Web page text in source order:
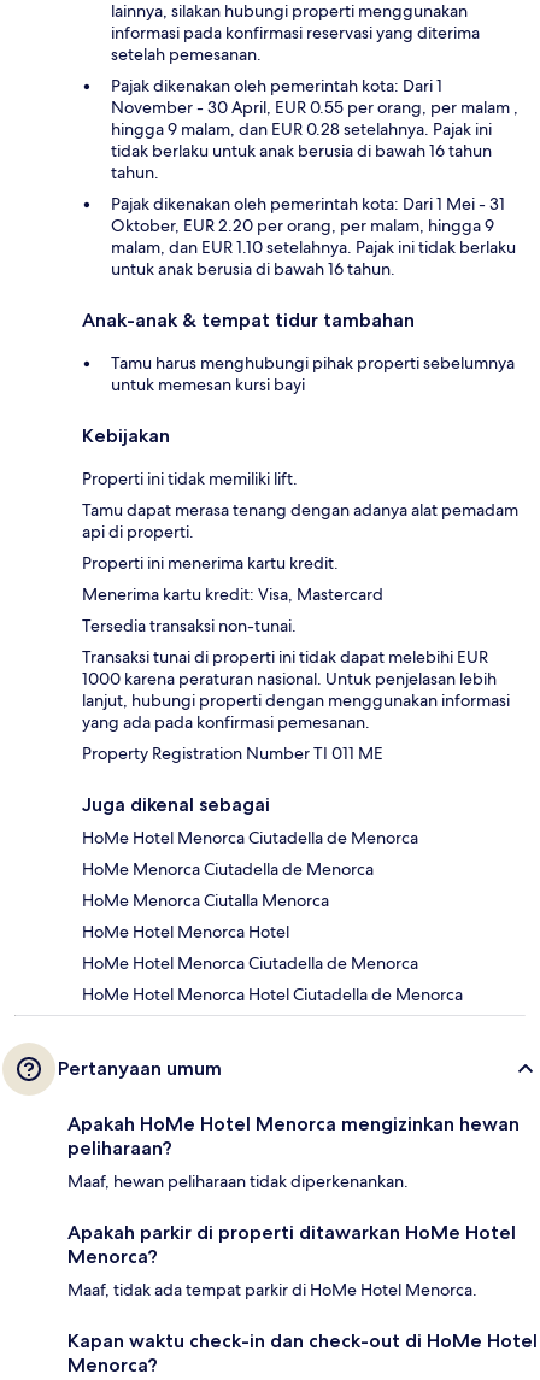
lainnya, silakan hubungi properti menggunakan
informasi pada konfirmasi reservasi yang diterima
setelah pemesanan.
Pajak dikenakan oleh pemerintah kota: Dari 1
November - 30 April, EUR 0.55 per orang, per malam ,
hingga 9 malam, dan EUR 0.28 setelahnya. Pajak ini
tidak berlaku untuk anak berusia di bawah 16 tahun
tahun.
Pajak dikenakan oleh pemerintah kota: Dari 1 Mei - 31
Oktober, EUR 2.20 per orang, per malam, hingga 9
malam, dan EUR 1.10 setelahnya. Pajak ini tidak berlaku
untuk anak berusia di bawah 16 tahun.
Anak-anak & tempat tidur tambahan
Tamu harus menghubungi pihak properti sebelumnya
untuk memesan kursi bayi
Kebijakan
Properti ini tidak memiliki lift.
Tamu dapat merasa tenang dengan adanya alat pemadam
api di properti.
Properti ini menerima kartu kredit.
Menerima kartu kredit: Visa, Mastercard
Tersedia transaksi non-tunai.
Transaksi tunai di properti ini tidak dapat melebihi EUR
1000 karena peraturan nasional. Untuk penjelasan lebih
lanjut, hubungi properti dengan menggunakan informasi
yang ada pada konfirmasi pemesanan.
Property Registration Number TI 011 ME
Juga dikenal sebagai
HoMe Hotel Menorca Ciutadella de Menorca
HoMe Menorca Ciutadella de Menorca
HoMe Menorca Ciutalla Menorca
HoMe Hotel Menorca Hotel
HoMe Hotel Menorca Ciutadella de Menorca
HoMe Hotel Menorca Hotel Ciutadella de Menorca
Pertanyaan umum
Apakah HoMe Hotel Menorca mengizinkan hewan
peliharaan?
Maaf, hewan peliharaan tidak diperkenankan.
Apakah parkir di properti ditawarkan HoMe Hotel
Menorca?
Maaf, tidak ada tempat parkir di HoMe Hotel Menorca.
Kapan waktu check-in dan check-out di HoMe Hotel
Menorca?